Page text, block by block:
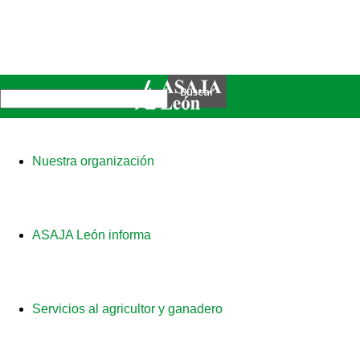
Nuestra organización
ASAJA León informa
Servicios al agricultor y ganadero